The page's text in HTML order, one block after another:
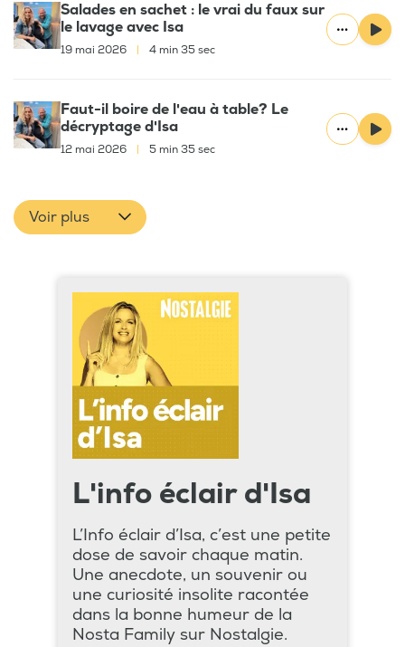
Salades en sachet : le vrai du faux sur
le lavage avec Isa
19 mai 2026 4 min 35 sec
Faut-il boire de l'eau à table? Le
décryptage d'Isa
12 mai 2026 5 min 35 sec
Voir plus
L'info éclair d'Isa
L’Info éclair d’Isa, c’est une petite
dose de savoir chaque matin.
Une anecdote, un souvenir ou
une curiosité insolite racontée
dans la bonne humeur de la
Nosta Family sur Nostalgie.